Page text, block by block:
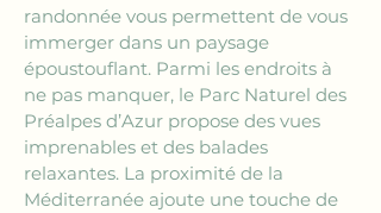
randonnée vous permettent de vous
immerger dans un paysage
époustouflant. Parmi les endroits à
ne pas manquer, le Parc Naturel des
Préalpes d’Azur propose des vues
imprenables et des balades
relaxantes. La proximité de la
Méditerranée ajoute une touche de